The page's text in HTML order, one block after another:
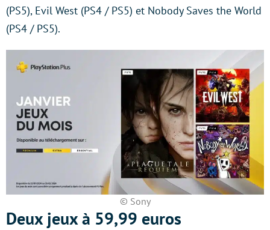
(PS5), Evil West (PS4 / PS5) et Nobody Saves the World
(PS4 / PS5).
© Sony
Deux jeux à 59,99 euros